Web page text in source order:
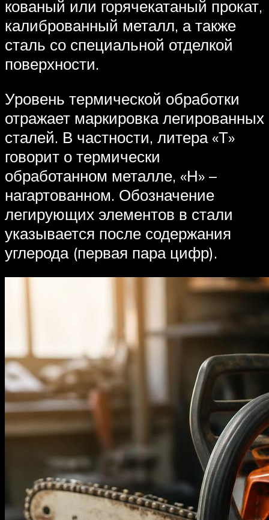
кованый или горячекатаный прокат,
калиброванный металл, а также
сталь со специальной отделкой
поверхности.
Уровень термической обработки
отражает маркировка легированных
сталей. В частности, литера «Т»
говорит о термически
обработанном металле, «Н» –
нагартованном. Обозначение
легирующих элементов в стали
указывается после содержания
углерода (первая пара цифр).